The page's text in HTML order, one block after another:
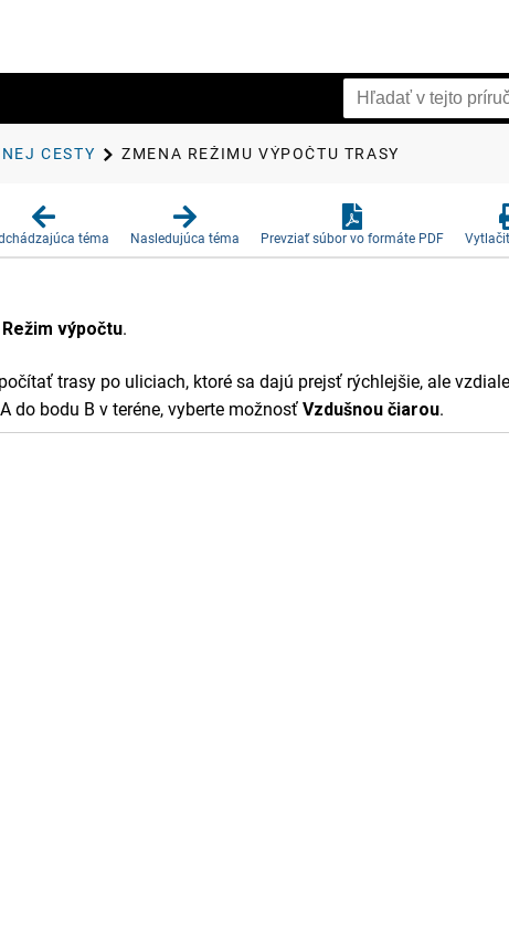
CESTY ZMENA REŽIMU VÝPOČTU TRASY
téma Nasledujúca téma Prevziať súbor vo formáte PDF
Režim výpočtu.
trasy po uliciach, ktoré sa dajú prejsť rýchlejšie, ale
do bodu B v teréne, vyberte možnosť Vzdušnou čiarou.